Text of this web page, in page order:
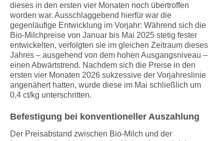
dieses in den ersten vier Monaten noch übertroffen
worden war. Ausschlaggebend hierfür war die
gegenläufige Entwicklung im Vorjahr: Während sich die
Bio-Milchpreise von Januar bis Mai 2025 stetig fester
entwickelten, verfolgten sie im gleichen Zeitraum dieses
Jahres – ausgehend von dem hohen Ausgangsniveau –
einen Abwärtstrend. Nachdem sich die Preise in den
ersten vier Monaten 2026 sukzessive der Vorjahreslinie
angenähert hatten, wurde diese im Mai schließlich um
0,4 ct/kg unterschritten.
Befestigung bei konventioneller Auszahlung
Der Preisabstand zwischen Bio-Milch und der